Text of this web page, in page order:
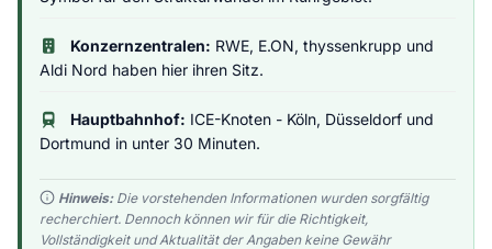
Konzernzentralen: RWE, E.ON, thyssenkrupp und
Aldi Nord haben hier ihren Sitz.
Hauptbahnhof: ICE-Knoten - Köln, Düsseldorf und
Dortmund in unter 30 Minuten.
Hinweis:Die vorstehenden Informationen wurden sorgfältig
recherchiert. Dennoch können wir für die Richtigkeit,
Vollständigkeit und Aktualität der Angaben keine Gewähr